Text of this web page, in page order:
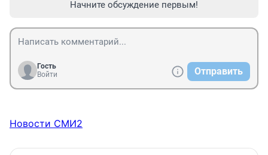
Начните обсуждение первым!
Гость
Войти
Отправить
Новости СМИ2